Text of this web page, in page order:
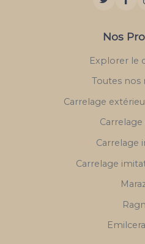
Nos
Explorer le
Toutes nos
Carrelage
Carrelage
Carrelage
Carrelage